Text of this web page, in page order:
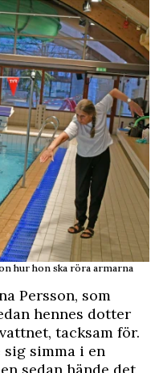
hur hon ska röra armarna
Persson, som
hennes dotter
tacksam för.
simma i en
sedan hände det